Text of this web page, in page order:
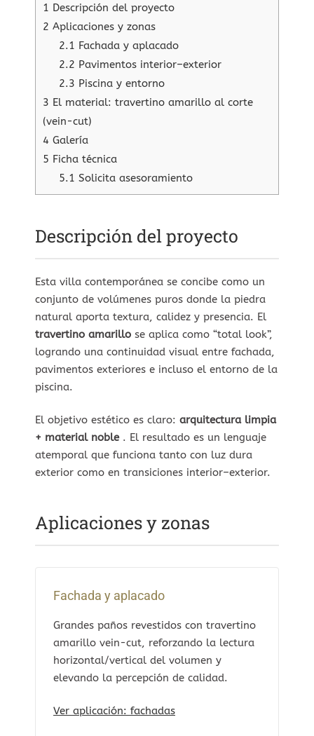
1 Descripción del proyecto
2 Aplicaciones y zonas
2.1 Fachada y aplacado
2.2 Pavimentos interior–exterior
2.3 Piscina y entorno
3 El material: travertino amarillo al corte
(vein-cut)
4 Galería
5 Ficha técnica
5.1 Solicita asesoramiento
Descripción del proyecto
Esta villa contemporánea se concibe como un
conjunto de volúmenes puros donde la piedra
natural aporta textura, calidez y presencia. El
travertino amarillo se aplica como “total look”,
logrando una continuidad visual entre fachada,
pavimentos exteriores e incluso el entorno de la
piscina.
El objetivo estético es claro: arquitectura limpia
+ material noble . El resultado es un lenguaje
atemporal que funciona tanto con luz dura
exterior como en transiciones interior–exterior.
Aplicaciones y zonas
Fachada y aplacado
Grandes paños revestidos con travertino
amarillo vein-cut, reforzando la lectura
horizontal/vertical del volumen y
elevando la percepción de calidad.
Ver aplicación: fachadas